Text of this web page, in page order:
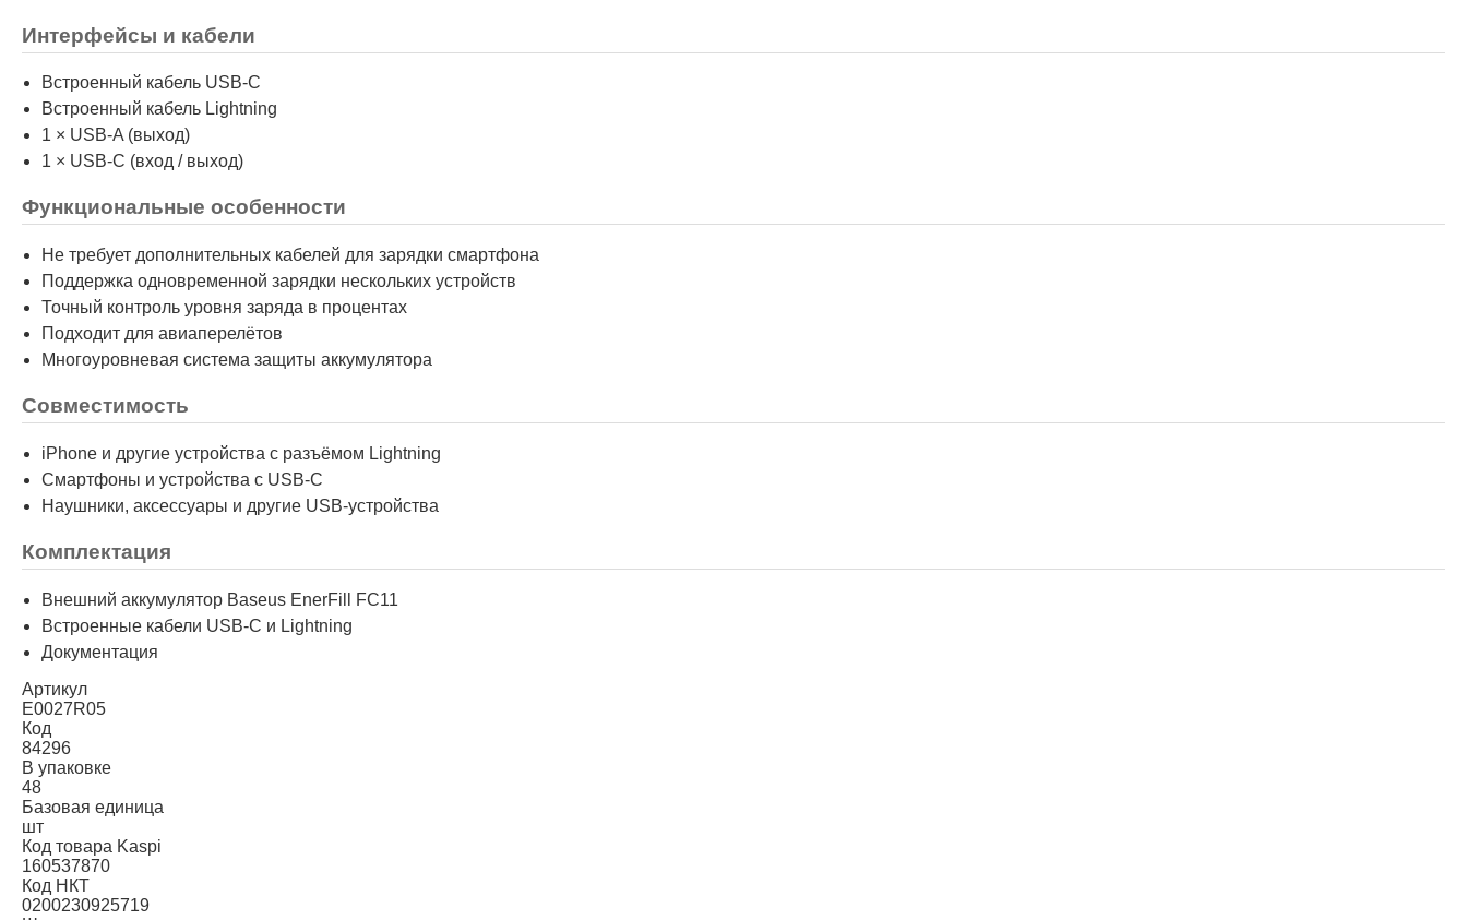
Интерфейсы и кабели
Встроенный кабель USB-C
Встроенный кабель Lightning
1 × USB-A (выход)
1 × USB-C (вход / выход)
Функциональные особенности
Не требует дополнительных кабелей для зарядки смартфона
Поддержка одновременной зарядки нескольких устройств
Точный контроль уровня заряда в процентах
Подходит для авиаперелётов
Многоуровневая система защиты аккумулятора
Совместимость
iPhone и другие устройства с разъёмом Lightning
Смартфоны и устройства с USB-C
Наушники, аксессуары и другие USB-устройства
Комплектация
Внешний аккумулятор Baseus EnerFill FC11
Встроенные кабели USB-C и Lightning
Документация
Артикул
E0027R05
Код
84296
В упаковке
48
Базовая единица
шт
Код товара Kaspi
160537870
Код НКТ
0200230925719